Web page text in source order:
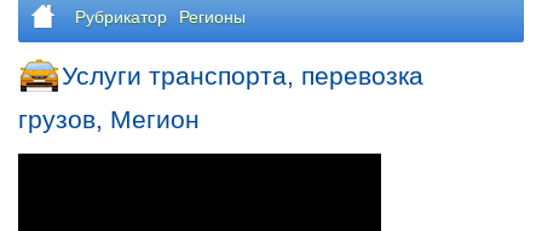
Рубрикатор Регионы
Услуги транспорта, перевозка
грузов, Мегион